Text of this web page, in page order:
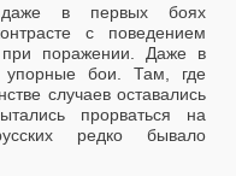
даже в первых боях
с поведением
при поражении. Даже в
упорные бои. Там, где
случаев оставались
прорваться на
редко бывало